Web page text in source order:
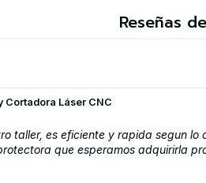
Reseñas
Cortadora Láser CNC
taller, es eficiente y rapida segun
que esperamos adquirirla